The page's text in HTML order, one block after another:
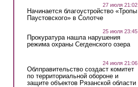
27 июля 21:02
Начинается благоустройство «Тропы
Паустовского» в Солотче
25 июля 23:45
Прокуратура нашла нарушения
режима охраны Сегденского озера
24 июля 21:06
Облправительство создаст комитет
по территориальной обороне и
защите объектов Рязанской области